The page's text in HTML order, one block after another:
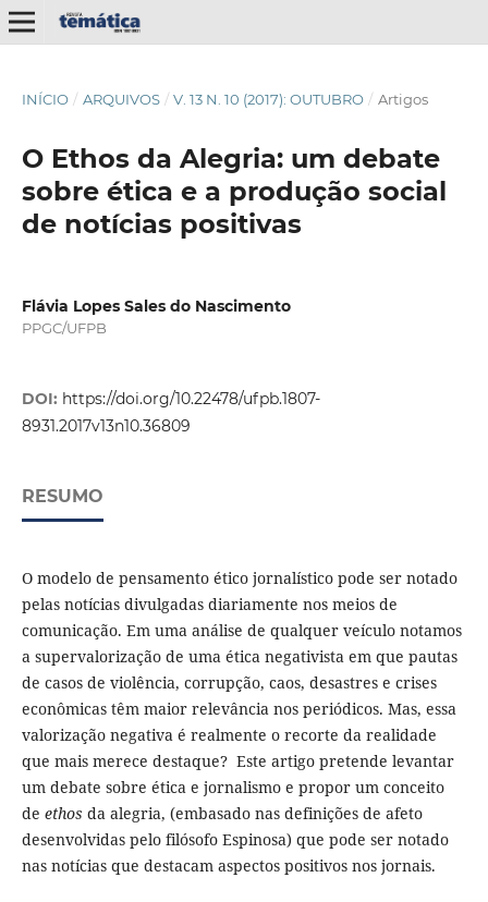
INÍCIO / ARQUIVOS / V. 13 N. 10 (2017): OUTUBRO / Artigos
O Ethos da Alegria: um debate
sobre ética e a produção social
de notícias positivas
Flávia Lopes Sales do Nascimento
PPGC/UFPB
DOI: https://doi.org/10.22478/ufpb.1807-
8931.2017v13n10.36809
RESUMO
O modelo de pensamento ético jornalístico pode ser notado
pelas notícias divulgadas diariamente nos meios de
comunicação. Em uma análise de qualquer veículo notamos
a supervalorização de uma ética negativista em que pautas
de casos de violência, corrupção, caos, desastres e crises
econômicas têm maior relevância nos periódicos. Mas, essa
valorização negativa é realmente o recorte da realidade
que mais merece destaque? Este artigo pretende levantar
um debate sobre ética e jornalismo e propor um conceito
de ethos da alegria, (embasado nas definições de afeto
desenvolvidas pelo filósofo Espinosa) que pode ser notado
nas notícias que destacam aspectos positivos nos jornais.